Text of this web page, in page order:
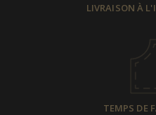
LIVRAISON À
TEMPS DE